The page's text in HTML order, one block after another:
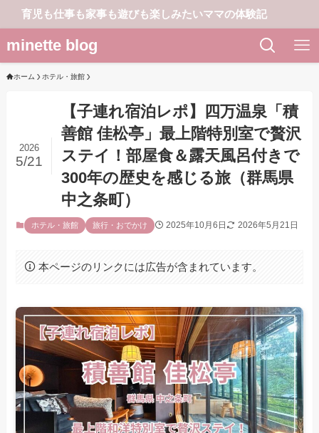
育児も仕事も家事も遊びも楽しみたいママの体験記
minette blog
ホーム ホテル・旅館
【子連れ宿泊レポ】四万温泉「積
善館 佳松亭」最上階特別室で贅沢
ステイ！部屋食＆露天風呂付きで
300年の歴史を感じる旅（群馬県
中之条町）
2026
5/21
ホテル・旅館 旅行・おでかけ 2025年10月6日 2026年5月21日
本ページのリンクには広告が含まれています。